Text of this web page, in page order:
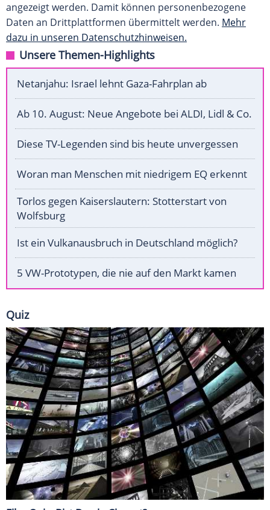
angezeigt werden. Damit können personenbezogene
Daten an Drittplattformen übermittelt werden. Mehr
dazu in unseren Datenschutzhinweisen.
Unsere Themen-Highlights
Netanjahu: Israel lehnt Gaza-Fahrplan ab
Ab 10. August: Neue Angebote bei ALDI, Lidl & Co.
Diese TV-Legenden sind bis heute unvergessen
Woran man Menschen mit niedrigem EQ erkennt
Torlos gegen Kaiserslautern: Stotterstart von
Wolfsburg
Ist ein Vulkanausbruch in Deutschland möglich?
5 VW-Prototypen, die nie auf den Markt kamen
Quiz